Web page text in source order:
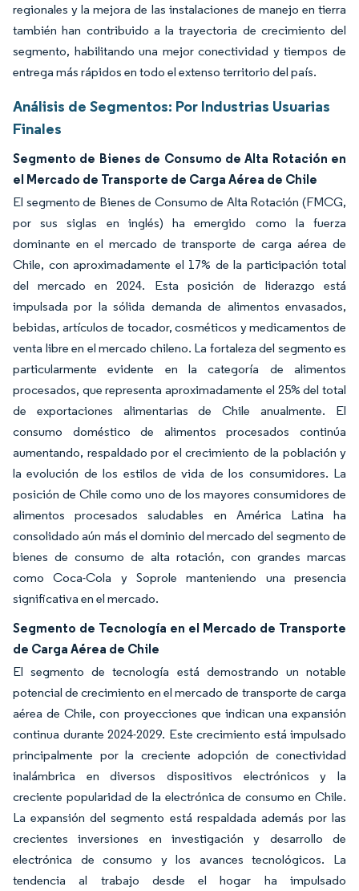
regionales y la mejora de las instalaciones de manejo en tierra
también han contribuido a la trayectoria de crecimiento del
segmento, habilitando una mejor conectividad y tiempos de
entrega más rápidos en todo el extenso territorio del país.
Análisis de Segmentos: Por Industrias Usuarias
Finales
Segmento de Bienes de Consumo de Alta Rotación en
el Mercado de Transporte de Carga Aérea de Chile
El segmento de Bienes de Consumo de Alta Rotación (FMCG,
por sus siglas en inglés) ha emergido como la fuerza
dominante en el mercado de transporte de carga aérea de
Chile, con aproximadamente el 17% de la participación total
del mercado en 2024. Esta posición de liderazgo está
impulsada por la sólida demanda de alimentos envasados,
bebidas, artículos de tocador, cosméticos y medicamentos de
venta libre en el mercado chileno. La fortaleza del segmento es
particularmente evidente en la categoría de alimentos
procesados, que representa aproximadamente el 25% del total
de exportaciones alimentarias de Chile anualmente. El
consumo doméstico de alimentos procesados continúa
aumentando, respaldado por el crecimiento de la población y
la evolución de los estilos de vida de los consumidores. La
posición de Chile como uno de los mayores consumidores de
alimentos procesados saludables en América Latina ha
consolidado aún más el dominio del mercado del segmento de
bienes de consumo de alta rotación, con grandes marcas
como Coca-Cola y Soprole manteniendo una presencia
significativa en el mercado.
Segmento de Tecnología en el Mercado de Transporte
de Carga Aérea de Chile
El segmento de tecnología está demostrando un notable
potencial de crecimiento en el mercado de transporte de carga
aérea de Chile, con proyecciones que indican una expansión
continua durante 2024-2029. Este crecimiento está impulsado
principalmente por la creciente adopción de conectividad
inalámbrica en diversos dispositivos electrónicos y la
creciente popularidad de la electrónica de consumo en Chile.
La expansión del segmento está respaldada además por las
crecientes inversiones en investigación y desarrollo de
electrónica de consumo y los avances tecnológicos. La
tendencia al trabajo desde el hogar ha impulsado